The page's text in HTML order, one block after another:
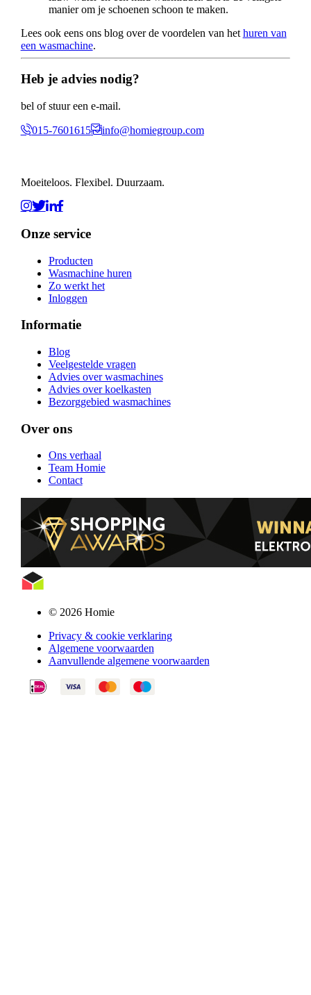
manier om je schoenen schoon te maken.
Lees ook eens ons blog over de voordelen van het huren van
een wasmachine.
Heb je advies nodig?
bel of stuur een e-mail.
015-7601615 info@homiegroup.com
Moeiteloos. Flexibel. Duurzaam.
Onze service
Producten
Wasmachine huren
Zo werkt het
Inloggen
Informatie
Blog
Veelgestelde vragen
Advies over wasmachines
Advies over koelkasten
Bezorggebied wasmachines
Over ons
Ons verhaal
Team Homie
Contact
© 2026 Homie
Privacy & cookie verklaring
Algemene voorwaarden
Aanvullende algemene voorwaarden